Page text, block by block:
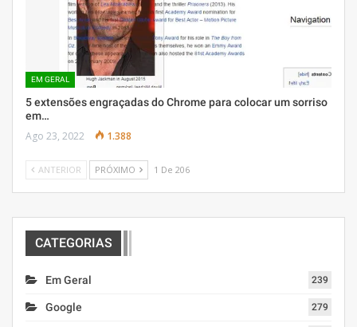
EM GERAL
5 extensões engraçadas do Chrome para colocar um sorriso
em…
Ago 23, 2022 1.388
ANTERIOR PRÓXIMO 1 De 206
CATEGORIAS
Em Geral 239
Google 279